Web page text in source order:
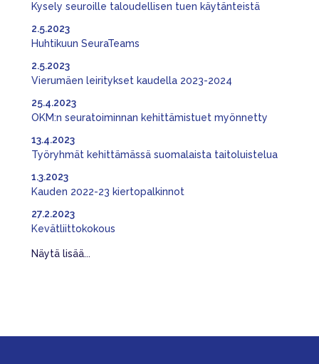
Kysely seuroille taloudellisen tuen käytänteistä
Huhtikuun SeuraTeams
2.5.2023
Vierumäen leiritykset kaudella 2023-2024
2.5.2023
OKM:n seuratoiminnan kehittämistuet myönnetty
25.4.2023
Työryhmät kehittämässä suomalaista taitoluistelua
13.4.2023
Kauden 2022-23 kiertopalkinnot
1.3.2023
Kevätliittokokous
27.2.2023
Näytä lisää...